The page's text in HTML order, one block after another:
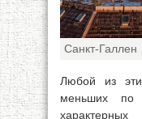
Санкт-Галлен
Любой из
меньших
характерных